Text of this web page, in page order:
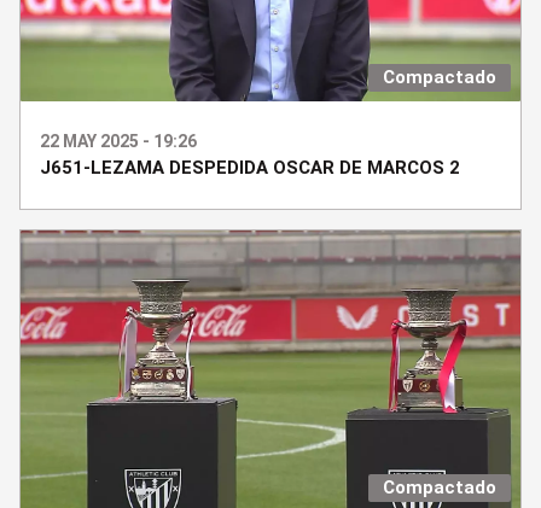
Compactado
22 MAY 2025 - 19:26
J651-LEZAMA DESPEDIDA OSCAR DE MARCOS 2
Compactado